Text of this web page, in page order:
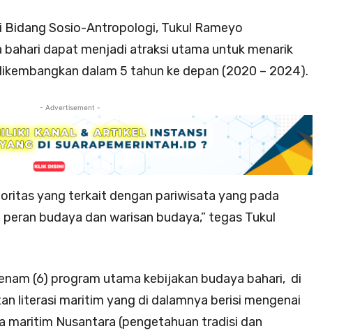
Sosio-Antropologi, Tukul Rameyo
dapat menjadi atraksi utama untuk menarik
dalam 5 tahun ke depan (2020 – 2024).
- Advertisement -
yang terkait dengan pariwisata yang pada
budaya dan warisan budaya,” tegas Tukul
(6) program utama kebijakan budaya bahari, di
literasi maritim yang di dalamnya berisi mengenai
maritim Nusantara (pengetahuan tradisi dan